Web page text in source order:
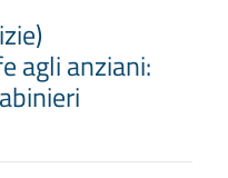
agli anziani: